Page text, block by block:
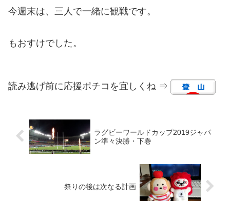
今週末は、三人で一緒に観戦です。
もおすけでした。
読み逃げ前に応援ポチコを宜しくね ⇒
ラグビーワールドカップ2019ジャパ
ン準々決勝・下巻
祭りの後は次なる計画